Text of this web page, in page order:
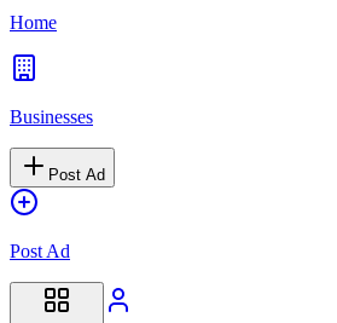
Home
Businesses
Post Ad
Post Ad